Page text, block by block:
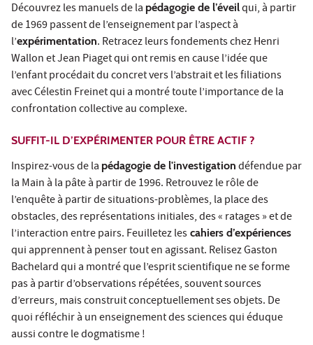
Découvrez les manuels de la pédagogie de l’éveilqui, à partir
de 1969 passent de l’enseignement par l’aspect à
l’expérimentation. Retracez leurs fondements chez Henri
Wallon et Jean Piaget qui ont remis en cause l’idée que
l’enfant procédait du concret vers l’abstrait et les filiations
avec Célestin Freinet qui a montré toute l’importance de la
confrontation collective au complexe.
SUFFIT-IL D’EXPÉRIMENTER POUR ÊTRE ACTIF ?
Inspirez-vous de la pédagogie de l'investigation défendue par
la Main à la pâte à partir de 1996. Retrouvez le rôle de
l’enquête à partir de situations-problèmes, la place des
obstacles, des représentations initiales, des « ratages » et de
l’interaction entre pairs. Feuilletez les cahiers d’expériences
qui apprennent à penser tout en agissant. Relisez Gaston
Bachelard qui a montré que l’esprit scientifique ne se forme
pas à partir d’observations répétées, souvent sources
d’erreurs, mais construit conceptuellement ses objets. De
quoi réfléchir à un enseignement des sciences qui éduque
aussi contre le dogmatisme !